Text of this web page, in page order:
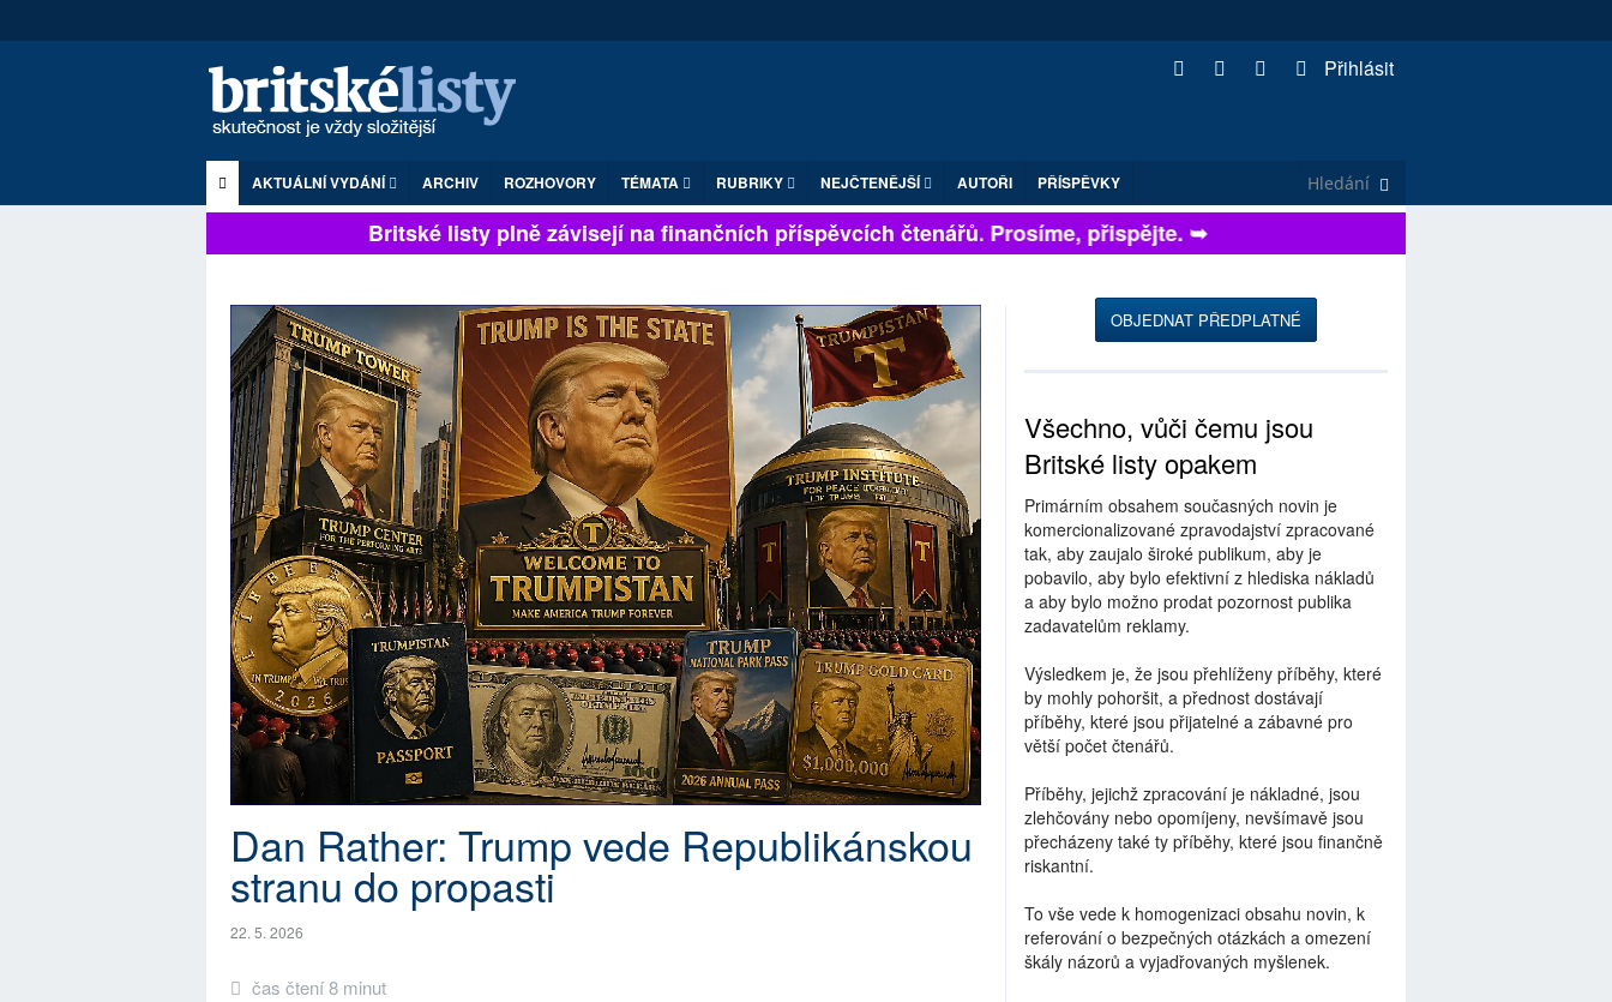
Přihlásit
AKTUÁLNÍ VYDÁNÍ ARCHIV ROZHOVORY TÉMATA RUBRIKY NEJČTENĚJŠÍ AUTOŘI PŘÍSPĚVKY
Britské listy plně závisejí na finančních příspěvcích čtenářů. Prosíme, přispějte. ➥
Dan Rather: Trump vede Republikánskou
stranu do propasti
22. 5. 2026
čas čtení 8 minut
OBJEDNAT PŘEDPLATNÉ
Všechno, vůči čemu jsou
Britské listy opakem
Primárním obsahem současných novin je
komercionalizované zpravodajství zpracované
tak, aby zaujalo široké publikum, aby je
pobavilo, aby bylo efektivní z hlediska nákladů
a aby bylo možno prodat pozornost publika
zadavatelům reklamy.
Výsledkem je, že jsou přehlíženy příběhy, které
by mohly pohoršit, a přednost dostávají
příběhy, které jsou přijatelné a zábavné pro
větší počet čtenářů.
Příběhy, jejichž zpracování je nákladné, jsou
zlehčovány nebo opomíjeny, nevšímavě jsou
přecházeny také ty příběhy, které jsou finančně
riskantní.
To vše vede k homogenizaci obsahu novin, k
referování o bezpečných otázkách a omezení
škály názorů a vyjadřovaných myšlenek.